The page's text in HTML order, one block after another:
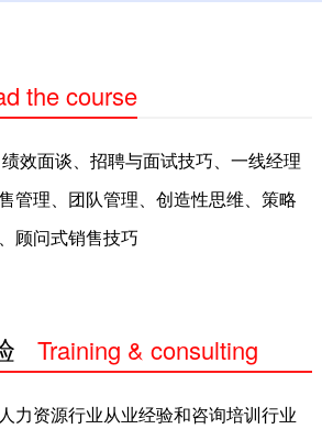
the course
效面谈、招聘与面试技巧、一线经理
管理、团队管理、创造性思维、策略
顾问式销售技巧
Training & consulting
力资源行业从业经验和咨询培训行业